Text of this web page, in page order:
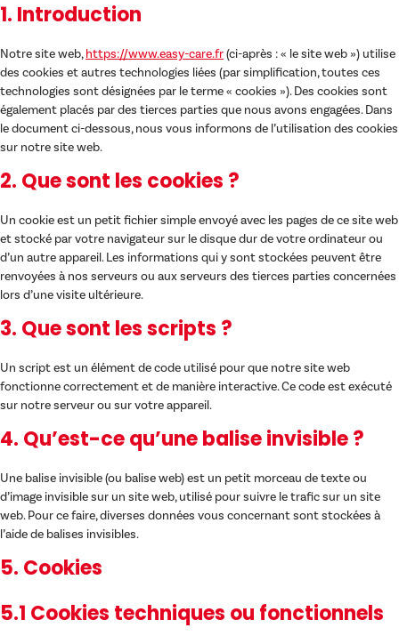
1. Introduction
Notre site web,https://www.easy-care.fr(ci-après : « le site web ») utilise
des cookies et autres technologies liées (par simplification, toutes ces
technologies sont désignées par le terme « cookies »). Des cookies sont
également placés par des tierces parties que nous avons engagées. Dans
le document ci-dessous, nous vous informons de l’utilisation des cookies
sur notre site web.
2. Que sont les cookies ?
Un cookie est un petit fichier simple envoyé avec les pages de ce site web
et stocké par votre navigateur sur le disque dur de votre ordinateur ou
d’un autre appareil. Les informations qui y sont stockées peuvent être
renvoyées à nos serveurs ou aux serveurs des tierces parties concernées
lors d’une visite ultérieure.
3. Que sont les scripts ?
Un script est un élément de code utilisé pour que notre site web
fonctionne correctement et de manière interactive. Ce code est exécuté
sur notre serveur ou sur votre appareil.
4. Qu’est-ce qu’une balise invisible ?
Une balise invisible (ou balise web) est un petit morceau de texte ou
d’image invisible sur un site web, utilisé pour suivre le trafic sur un site
web. Pour ce faire, diverses données vous concernant sont stockées à
l’aide de balises invisibles.
5. Cookies
5.1 Cookies techniques ou fonctionnels